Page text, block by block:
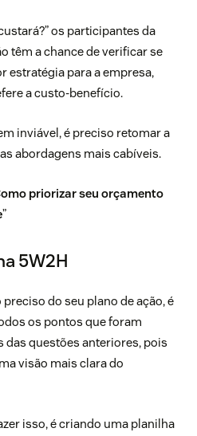
os participantes da
têm a chance de verificar se
estratégia para a empresa,
a custo-benefício.
inviável, é preciso retomar a
abordagens mais cabíveis.
priorizar seu orçamento
”
5W2H
do seu plano de ação, é
os pontos que foram
questões anteriores, pois
visão mais clara do
isso, é criando uma planilha